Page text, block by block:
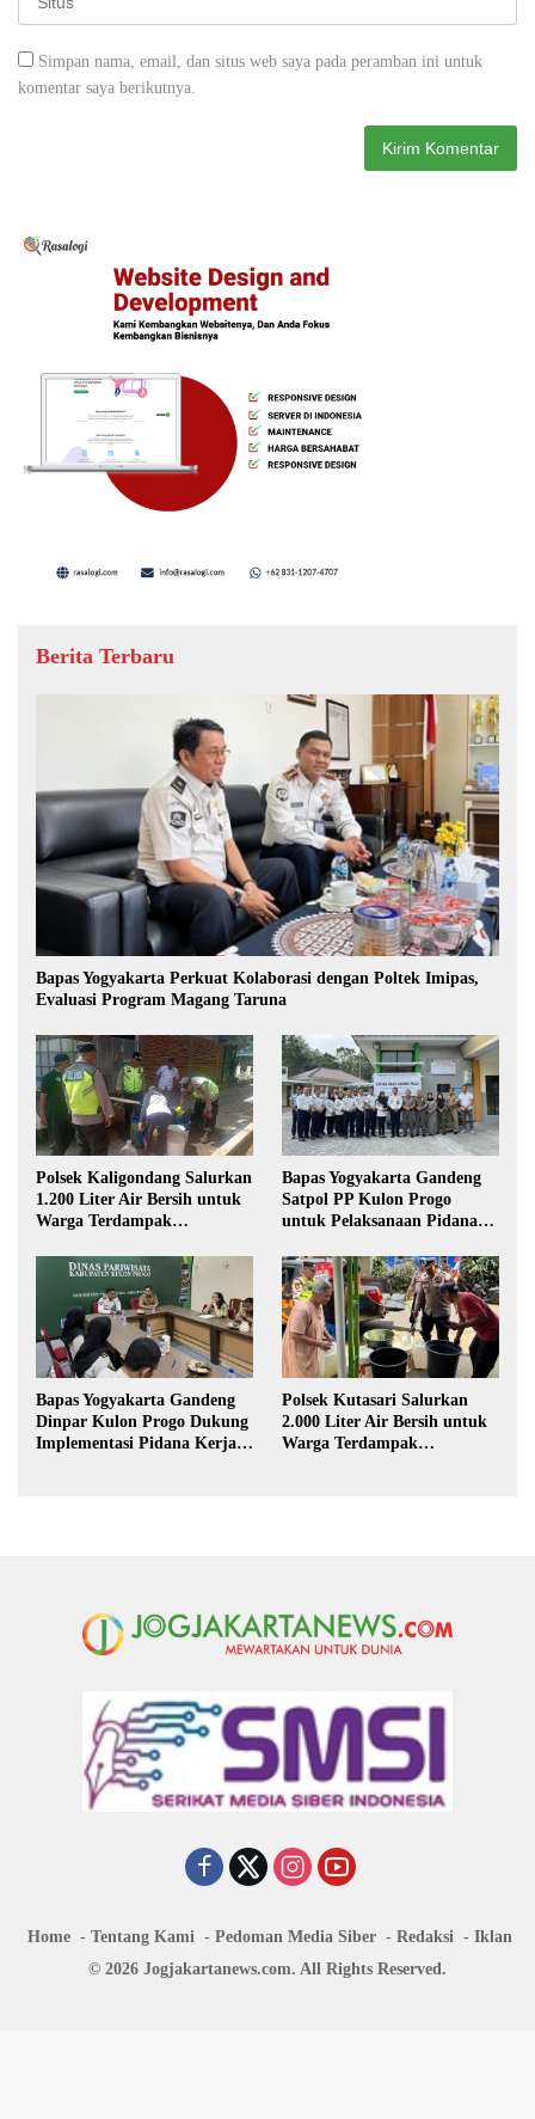
Simpan nama, email, dan situs web saya pada peramban ini untuk
komentar saya berikutnya.
Berita Terbaru
Bapas Yogyakarta Perkuat Kolaborasi dengan Poltek Imipas,
Evaluasi Program Magang Taruna
Polsek Kaligondang Salurkan
1.200 Liter Air Bersih untuk
Warga Terdampak
Bapas Yogyakarta Gandeng
Satpol PP Kulon Progo
untuk Pelaksanaan Pidana
Bapas Yogyakarta Gandeng
Dinpar Kulon Progo Dukung
Implementasi Pidana Kerja
Polsek Kutasari Salurkan
2.000 Liter Air Bersih untuk
Warga Terdampak
Home Tentang Kami Pedoman Media Siber Redaksi
Iklan
© 2026 Jogjakartanews.com. All Rights Reserved.